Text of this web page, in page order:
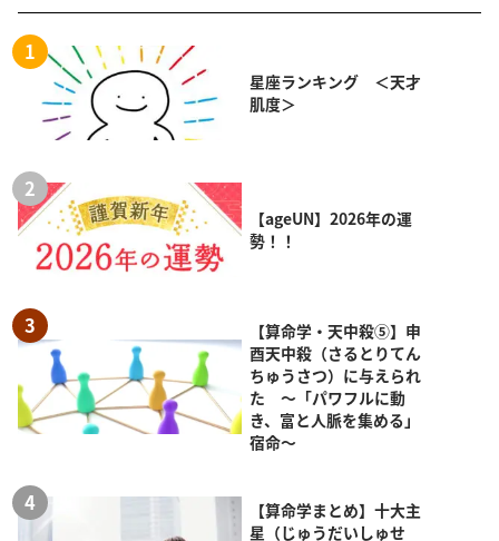
星座ランキング ＜天才
肌度＞
【ageUN】2026年の運
勢！！
【算命学・天中殺⑤】申
酉天中殺（さるとりてん
ちゅうさつ）に与えられ
た ～「パワフルに動
き、富と人脈を集める」
宿命～
【算命学まとめ】十大主
星（じゅうだいしゅせ